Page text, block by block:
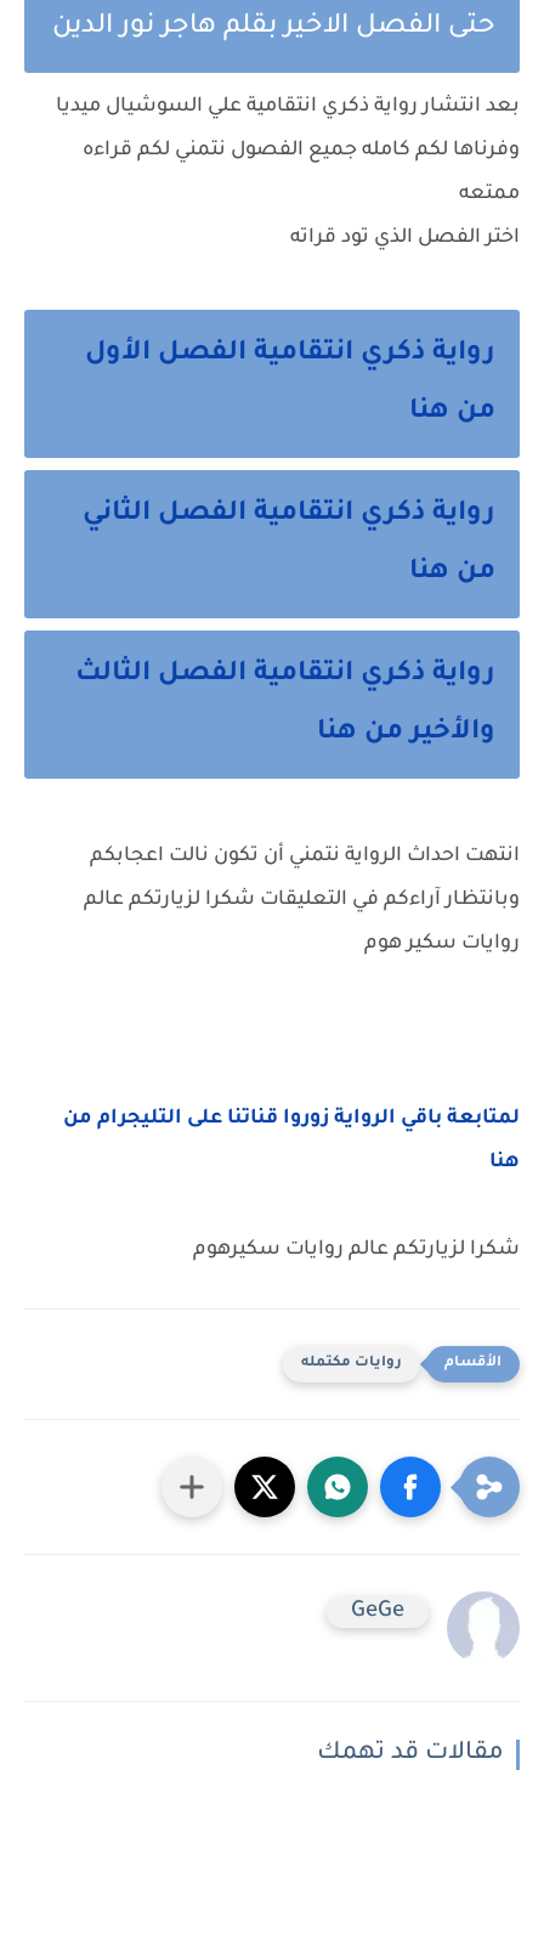
حتى الفصل الاخير بقلم هاجر نور الدين
بعد انتشار رواية ذكري انتقامية علي السوشيال ميديا
وفرناها لكم كامله جميع الفصول نتمني لكم قراءه
ممتعه
اختر الفصل الذي تود قراته
رواية ذكري انتقامية الفصل الأول
من هنا
رواية ذكري انتقامية الفصل الثاني
من هنا
رواية ذكري انتقامية الفصل الثالث
والأخير من هنا
انتهت احداث الرواية نتمني أن تكون نالت اعجابكم
وبانتظار آراءكم في التعليقات شكرا لزيارتكم عالم
روايات سكير هوم
لمتابعة باقي الرواية زوروا قناتنا على التليجرام من
هنا
شكرا لزيارتكم عالم روايات سكيرهوم
روايات مكتمله
GeGe
مقالات قد تهمك